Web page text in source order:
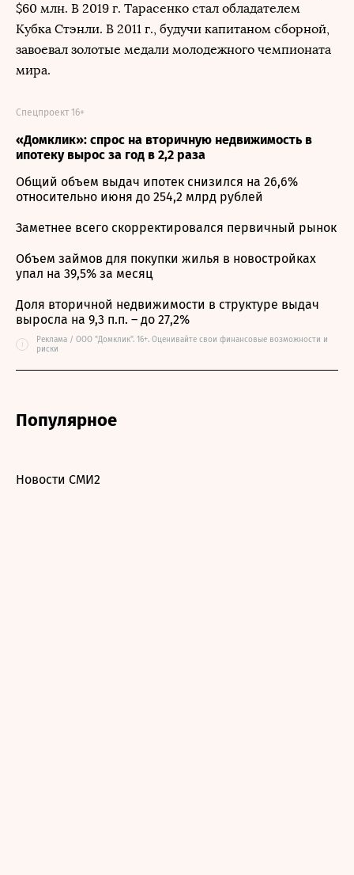
$60 млн. В 2019 г. Тарасенко стал обладателем
Кубка Стэнли. В 2011 г., будучи капитаном сборной,
завоевал золотые медали молодежного чемпионата
мира.
«Домклик»: спрос на вторичную недвижимость в
ипотеку вырос за год в 2,2 раза
Спецпроект 16+
Общий объем выдач ипотек снизился на 26,6%
относительно июня до 254,2 млрд рублей
Заметнее всего скорректировался первичный рынок
Объем займов для покупки жилья в новостройках
упал на 39,5% за месяц
Доля вторичной недвижимости в структуре выдач
выросла на 9,3 п.п. – до 27,2%
i
Реклама / ООО "Домклик". 16+. Оценивайте свои финансовые возможности и
риски
Популярное
Новости СМИ2